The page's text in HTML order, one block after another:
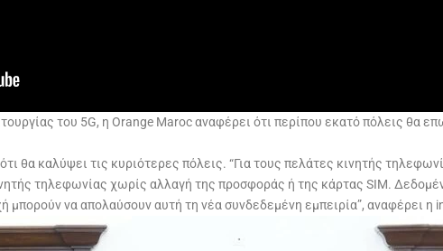
του 5G, η Orange Maroc αναφέρει ότι περίπου εκατό πόλεις
θα καλύψει τις κυριότερες πόλεις. “Για τους πελάτες κινητής
τηλεφωνίας χωρίς αλλαγή της προσφοράς ή της κάρτας SIM.
μπορούν να απολαύσουν αυτή τη νέα συνδεδεμένη εμπειρία”, αναφέρει η